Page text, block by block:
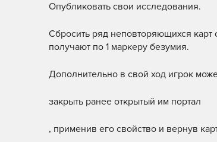
Опубликовать свои исследования.
Сбросить ряд неповторяющихся
получают по 1 маркеру безумия.
Дополнительно в свой ход игрок
закрыть ранее открытый им портал
, применив его свойство и вернув